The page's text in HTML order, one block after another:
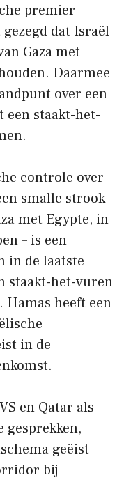
premier
dat Israël
Gaza met
Daarmee
over een
een staakt-het-
controle over
smalle strook
met Egypte, in
– is een
in de laatste
staakt-het-vuren
heeft een
in de
en Qatar als
gesprekken,
geëist
bij